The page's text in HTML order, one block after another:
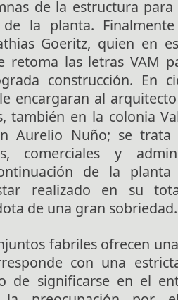
de la estructura
la planta.
Goeritz, quien en
retoma las letras VAM
construcción. En
encargaran al
también en la colonia
Aurelio Nuño; se
comerciales y
de la
realizado en su
de una gran sobriedad.
fabriles ofrecen
con una
de significarse en el